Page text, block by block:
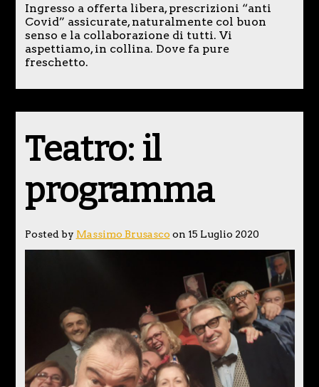
Ingresso a offerta libera, prescrizioni “anti
Covid” assicurate, naturalmente col buon
senso e la collaborazione di tutti. Vi
aspettiamo, in collina. Dove fa pure
freschetto.
Teatro: il
programma
Posted by Massimo Brusasco on 15 Luglio 2020